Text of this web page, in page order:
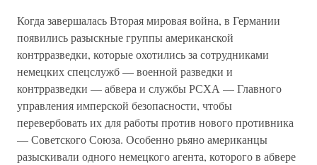
Когда завершалась Вторая мировая война, в Германии
появились разыскные группы американской
контрразведки, которые охотились за сотрудниками
немецких спецслужб — военной разведки и
контрразведки — абвера и службы РСХА — Главного
управления имперской безопасности, чтобы
перевербовать их для работы против нового противника
— Советского Союза. Особенно рьяно американцы
разыскивали одного немецкого агента, которого в абвере